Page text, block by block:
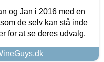
og Jan i 2016 med en
de selv kan stå inde
for at se deres udvalg.